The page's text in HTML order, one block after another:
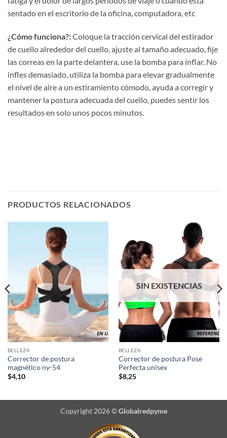
sentado en el escritorio de la oficina, computadora, etc
¿Cómo funciona?:Coloque la tracción cervical del estirador
de cuello alrededor del cuello, ajuste al tamaño adecuado, fije
las correas en la parte delantera, use la bomba para inflar. No
infles demasiado, utiliza la bomba para elevar gradualmente
el nivel de aire a un estiramiento cómodo, ayuda a corregir y
mantener la postura adecuada del cuello, puedes sentir los
resultados en solo unos pocos minutos.
PRODUCTOS RELACIONADOS
BELLEZA
Corrector de postura
magnético ny-54
$4,10
SIN EXISTENCIAS
BELLEZA
Corrector de postura Pose
Perfecta unisex
$8,25
Copyright 2026 ©Globalredpyme